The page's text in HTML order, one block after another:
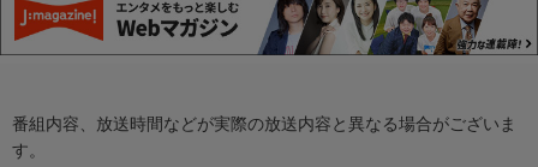
番組内容、放送時間などが実際の放送内容と異なる場合がございま
す。